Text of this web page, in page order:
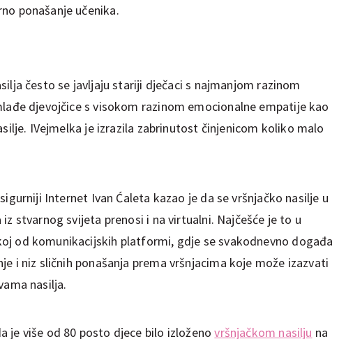
ponašanje učenika.
često se javljaju stariji dječaci s najmanjom razinom
djevojčice s visokom razinom emocionalne empatije kao
IVejmelka je izrazila zabrinutost činjenicom koliko malo
Internet Ivan Ćaleta kazao je da se vršnjačko nasilje u
iz stvarnog svijeta prenosi i na virtualni. Najčešće je to u
od komunikacijskih platformi, gdje se svakodnevno događa
i niz sličnih ponašanja prema vršnjacima koje može izazvati
nasilja.
je više od 80 posto djece bilo izloženovršnjačkom nasilju na